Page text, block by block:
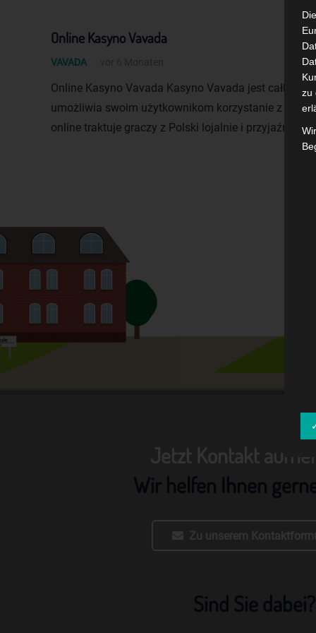
Online Kasyno Vavada
VAVADA
Online Kasyno Vavada Kasyno Vavada jest całkiem
umożliwia swoim użytkownikom korzystanie z
online traktuje graczy z Polski lojalnie i przyjaźnie,
Jetzt Kontakt
Zu unserem
zu